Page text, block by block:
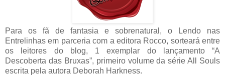
Para os fã de fantasia e sobrenatural, o Lendo nas
Entrelinhas em parceria com a editora Rocco, sorteará entre
os leitores do blog, 1 exemplar do lançamento “A
Descoberta das Bruxas”, primeiro volume da série All Souls
escrita pela autora Deborah Harkness.